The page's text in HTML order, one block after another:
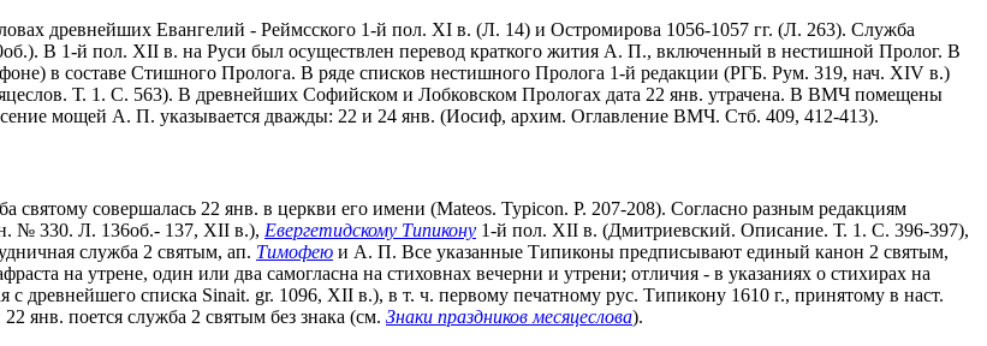
древнейших Евангелий - Реймсского 1-й пол. XI в. (Л. 14) и Остромирова 1056-1057 гг. (Л. 263). Служба
В 1-й пол. XII в. на Руси был осуществлен перевод краткого жития А. П., включенный в нестишной Пролог. В
в составе Стишного Пролога. В ряде списков нестишного Пролога 1-й редакции (РГБ. Рум. 319, нач. XIV в.)
Т. 1. С. 563). В древнейших Софийском и Лобковском Прологах дата 22 янв. утрачена. В ВМЧ помещены
мощей А. П. указывается дважды: 22 и 24 янв. (Иосиф, архим. Оглавление ВМЧ. Стб. 409, 412-413).
святому совершалась 22 янв. в церкви его имени (Mateos. Typicon. P. 207-208). Согласно разным редакциям
№ 330. Л. 136об.- 137, XII в.), Евергетидскому Типикону 1-й пол. ХII в. (Дмитриевский. Описание. Т. 1. С. 396-397),
служба 2 святым, ап. Тимофею и А. П. Все указанные Типиконы предписывают единый канон 2 святым,
на утрене, один или два самогласна на стиховнах вечерни и утрени; отличия - в указаниях о стихирах на
с древнейшего списка Sinait. gr. 1096, XII в.), в т. ч. первому печатному рус. Типикону 1610 г., принятому в наст.
янв. поется служба 2 святым без знака (см. Знаки праздников месяцеслова).